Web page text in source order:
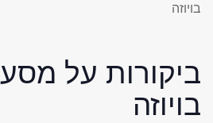
בויוזה
ביקורות על
בויוזה